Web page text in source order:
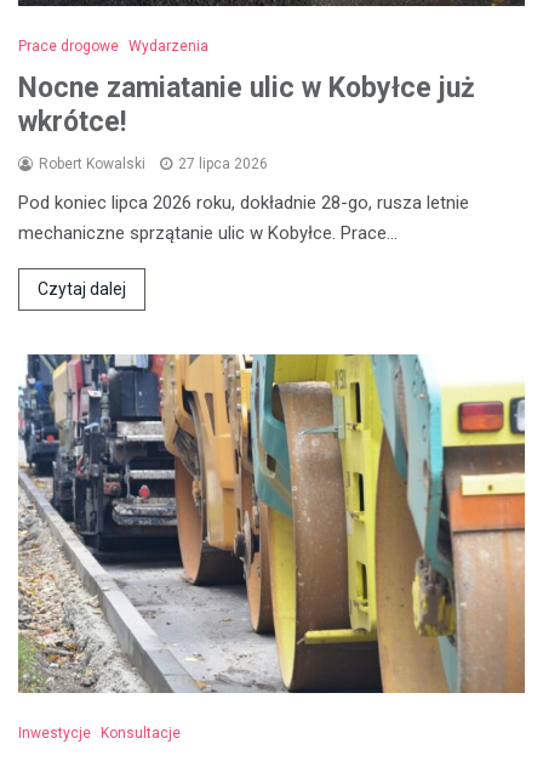
Prace drogowe Wydarzenia
Nocne zamiatanie ulic w Kobyłce już
wkrótce!
Robert Kowalski 27 lipca 2026
Pod koniec lipca 2026 roku, dokładnie 28-go, rusza letnie
mechaniczne sprzątanie ulic w Kobyłce. Prace…
Czytaj dalej
Inwestycje Konsultacje